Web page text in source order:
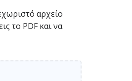
αρχείο
το PDF και να